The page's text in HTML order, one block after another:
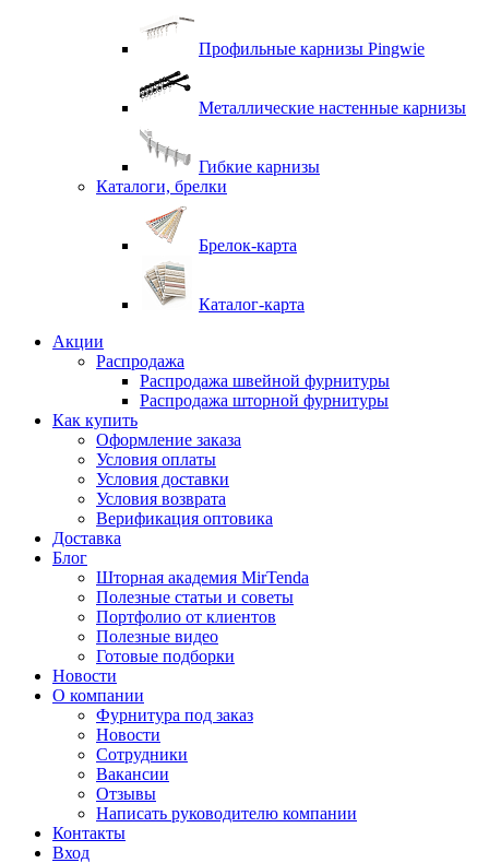
Профильные карнизы Pingwie
Металлические настенные карнизы
Гибкие карнизы
Каталоги, брелки
Брелок-карта
Каталог-карта
Акции
Распродажа
Распродажа швейной фурнитуры
Распродажа шторной фурнитуры
Как купить
Оформление заказа
Условия оплаты
Условия доставки
Условия возврата
Верификация оптовика
Доставка
Блог
Шторная академия MirTenda
Полезные статьи и советы
Портфолио от клиентов
Полезные видео
Готовые подборки
Новости
О компании
Фурнитура под заказ
Новости
Сотрудники
Вакансии
Отзывы
Написать руководителю компании
Контакты
Вход